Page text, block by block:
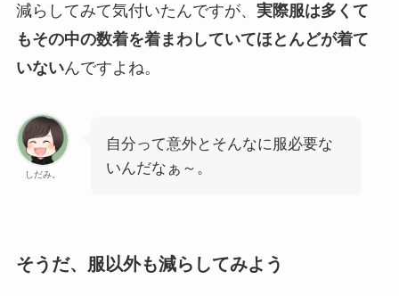
減らしてみて気付いたんですが、 実際服は多くて
もその中の数着を着まわしていてほとんどが着て
いないんですよね。
しだみ。
自分って意外とそんなに服必要な
いんだなぁ～。
そうだ、服以外も減らしてみよう